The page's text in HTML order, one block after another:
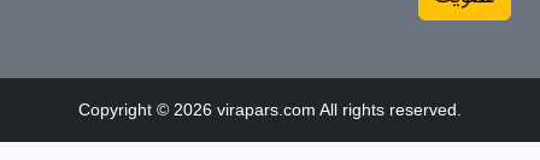
Copyright © 2026 virapars.com All rights reserved.